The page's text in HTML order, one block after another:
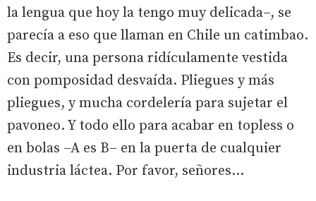
la lengua que hoy la tengo muy delicada–, se
parecía a eso que llaman en Chile un catimbao.
Es decir, una persona ridículamente vestida
con pomposidad desvaída. Pliegues y más
pliegues, y mucha cordelería para sujetar el
pavoneo. Y todo ello para acabar en topless o
en bolas –A es B– en la puerta de cualquier
industria láctea. Por favor, señores…